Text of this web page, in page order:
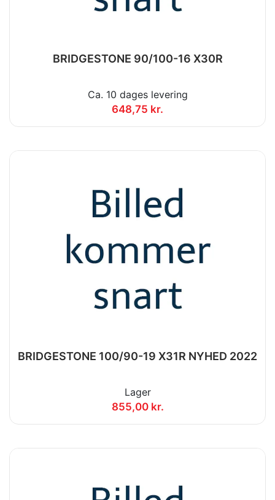
BRIDGESTONE 90/100-16 X30R
Ca. 10 dages levering
648,75 kr.
BRIDGESTONE 100/90-19 X31R NYHED 2022
Lager
855,00 kr.